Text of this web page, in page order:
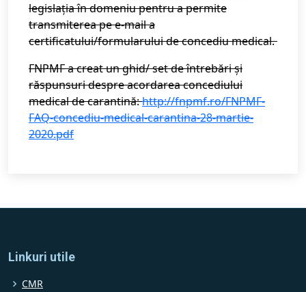
legislația în domeniu pentru a permite
transmiterea pe e-mail a
certificatului/formularului de concediu medical.
FNPMF a creat un ghid/ set de întrebări și
răspunsuri despre acordarea concediului
medical de carantină:http://fnpmf.ro/FNPMF-
FAQ-concediu-medical-carantina-28-martie-
2020.pdf
Linkuri utile
CMR